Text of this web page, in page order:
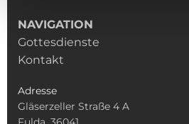
NAVIGATION
Gottesdienste
Kontakt
Adresse
Gläserzeller Straße 4 A